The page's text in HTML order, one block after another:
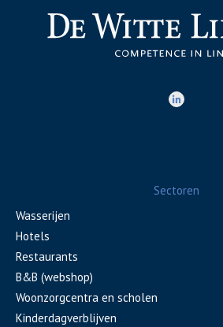
Sectoren
Wasserijen
Hotels
Restaurants
B&B (webshop)
Woonzorgcentra en scholen
Kinderdagverblijven